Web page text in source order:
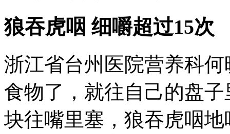
狼吞虎咽 细嚼超过15次
浙江省台州医院营养科
食物了，就往自己的盘
块往嘴里塞，狼吞虎咽